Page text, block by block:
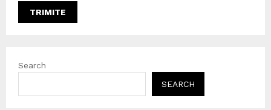
Search
SEARCH